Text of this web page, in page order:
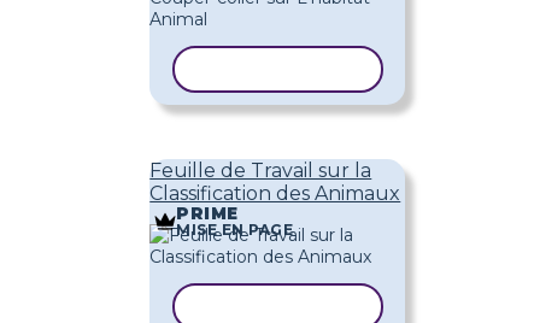
Feuille de Travail sur la
Classification des Animaux
PRIME
MISE EN PAGE